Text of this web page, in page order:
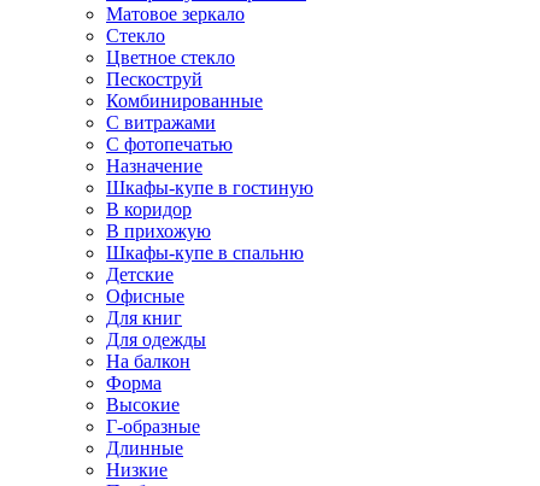
Матовое зеркало
Стекло
Цветное стекло
Пескоструй
Комбинированные
С витражами
С фотопечатью
Назначение
Шкафы-купе в гостиную
В коридор
В прихожую
Шкафы-купе в спальню
Детские
Офисные
Для книг
Для одежды
На балкон
Форма
Высокие
Г-образные
Длинные
Низкие